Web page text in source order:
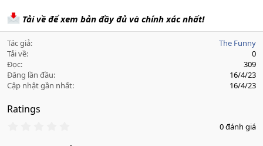
Tải về để xem bản đầy đủ và chính xác nhất!
Tác giả
The Funny
Tải về
0
Đọc
309
Đăng lần đầu
16/4/23
Cập nhật gần nhất
16/4/23
Ratings
0
0 đánh giá